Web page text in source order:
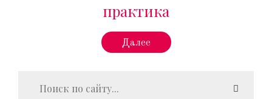
практика
Далее